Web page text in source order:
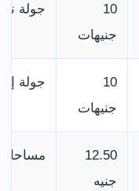
10
جنيهات
جولة نحو 70 دقيقة مع دخول القصر
10
جنيهات
جولة
12.50
جنيه